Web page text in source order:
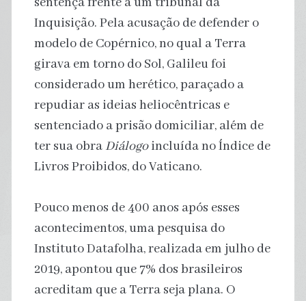
Inquisição. Pela acusação de defender o
modelo de Copérnico, no qual a Terra
girava em torno do Sol, Galileu foi
considerado um herético, paraçado a
repudiar as ideias heliocêntricas e
sentenciado a prisão domiciliar, além de
ter sua obra Diálogoincluída no Índice de
Livros Proibidos, do Vaticano.
Pouco menos de 400 anos após esses
acontecimentos, uma pesquisa do
Instituto Datafolha, realizada em julho de
2019, apontou que 7% dos brasileiros
acreditam que a Terra seja plana. O